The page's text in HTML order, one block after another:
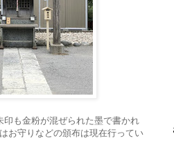
も金粉が混ぜられた墨で書かれ
お守りなどの頒布は現在行ってい